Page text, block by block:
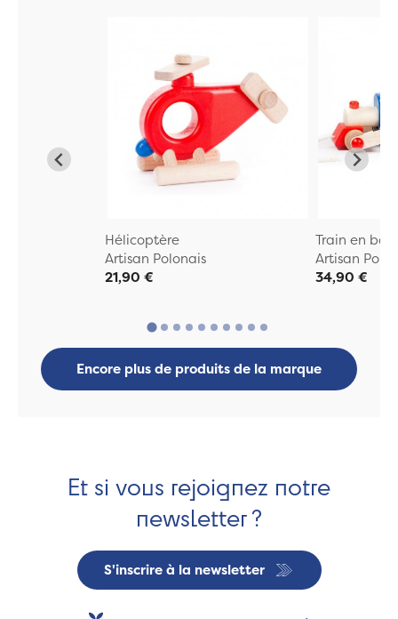
Hélicoptère
Artisan Polonais
21,90 €
Train en
Artisan
34,90 €
Encore plus de produits de la marque
Et si vous rejoignez notre
newsletter ?
S'inscrire à la newsletter